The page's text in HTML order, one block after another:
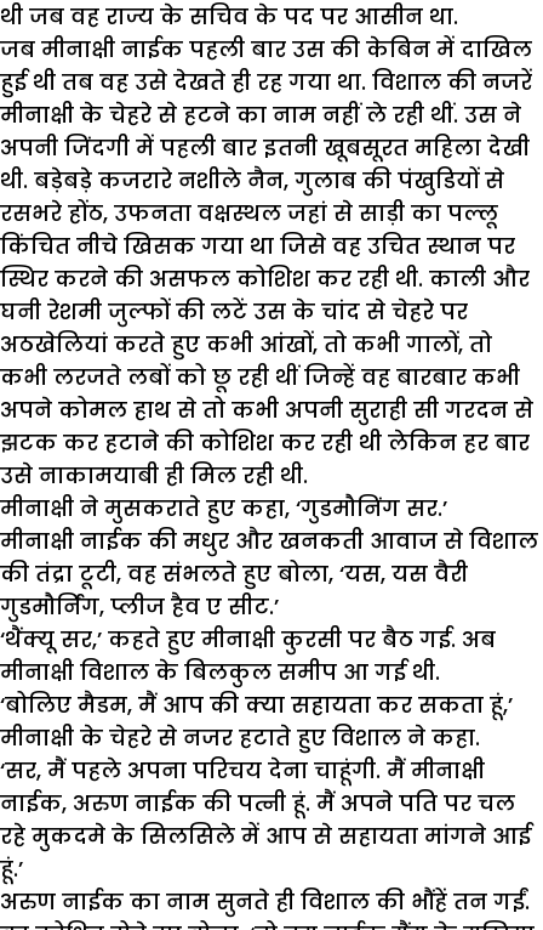
थी जब वह राज्य के सचिव के पद पर आसीन था.
जब मीनाक्षी नाईक पहली बार उस की केबिन में दाखिल
हुई थी तब वह उसे देखते ही रह गया था. विशाल की नजरें
मीनाक्षी के चेहरे से हटने का नाम नहीं ले रही थीं. उस ने
अपनी जिंदगी में पहली बार इतनी खूबसूरत महिला देखी
थी. बड़ेबड़े कजरारे नशीले नैन, गुलाब की पंखुडियों से
रसभरे होंठ, उफनता वक्षस्थल जहां से साड़ी का पल्लू
किंचित नीचे खिसक गया था जिसे वह उचित स्थान पर
स्थिर करने की असफल कोशिश कर रही थी. काली और
घनी रेशमी जुल्फों की लटें उस के चांद से चेहरे पर
अठखेलियां करते हुए कभी आंखों, तो कभी गालों, तो
कभी लरजते लबों को छू रही थीं जिन्हें वह बारबार कभी
अपने कोमल हाथ से तो कभी अपनी सुराही सी गरदन से
झटक कर हटाने की कोशिश कर रही थी लेकिन हर बार
उसे नाकामयाबी ही मिल रही थी.
मीनाक्षी ने मुसकराते हुए कहा, ‘गुडमौनिंग सर.’
मीनाक्षी नाईक की मधुर और खनकती आवाज से विशाल
की तंद्रा टूटी, वह संभलते हुए बोला, ‘यस, यस वैरी
गुडमौर्निंग, प्लीज हैव ए सीट.’
‘थैंक्यू सर,’ कहते हुए मीनाक्षी कुरसी पर बैठ गई. अब
मीनाक्षी विशाल के बिलकुल समीप आ गई थी.
‘बोलिए मैडम, मैं आप की क्या सहायता कर सकता हूं,’
मीनाक्षी के चेहरे से नजर हटाते हुए विशाल ने कहा.
‘सर, मैं पहले अपना परिचय देना चाहूंगी. मैं मीनाक्षी
नाईक, अरुण नाईक की पत्नी हूं. मैं अपने पति पर चल
रहे मुकदमे के सिलसिले में आप से सहायता मांगने आई
हूं.’
अरुण नाईक का नाम सुनते ही विशाल की भौंहें तन गईं.